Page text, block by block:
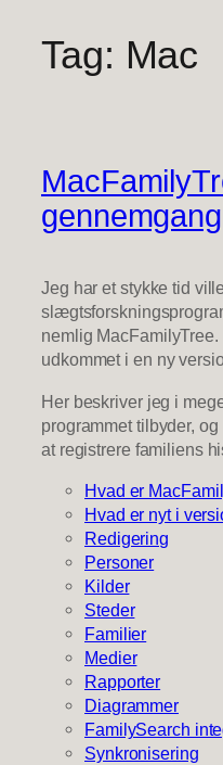
SpringTag: Mac
gennemgang
Jeg har et stykke tid
nemlig
udkommet i en ny
Her beskriver jeg i
programmet tilbyder,
at registrere familiens
Hvad er
Hvad er nyt i
Redigering
Personer
Kilder
Steder
Familier
Medier
Rapporter
Diagrammer
FamilySearch
Synkronisering